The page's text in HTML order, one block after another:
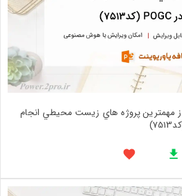
مهمترين پروژه هاي زيست محيطي انجام